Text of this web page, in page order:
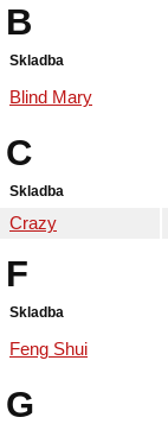
B
Skladba
Blind Mary
C
Skladba
Crazy
F
Skladba
Feng Shui
G